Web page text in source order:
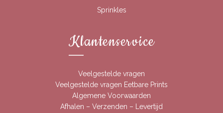
Sprinkles
Klantenservice
Veelgestelde vragen
Veelgestelde vragen Eetbare Prints
Algemene Voorwaarden
Afhalen – Verzenden – Levertijd